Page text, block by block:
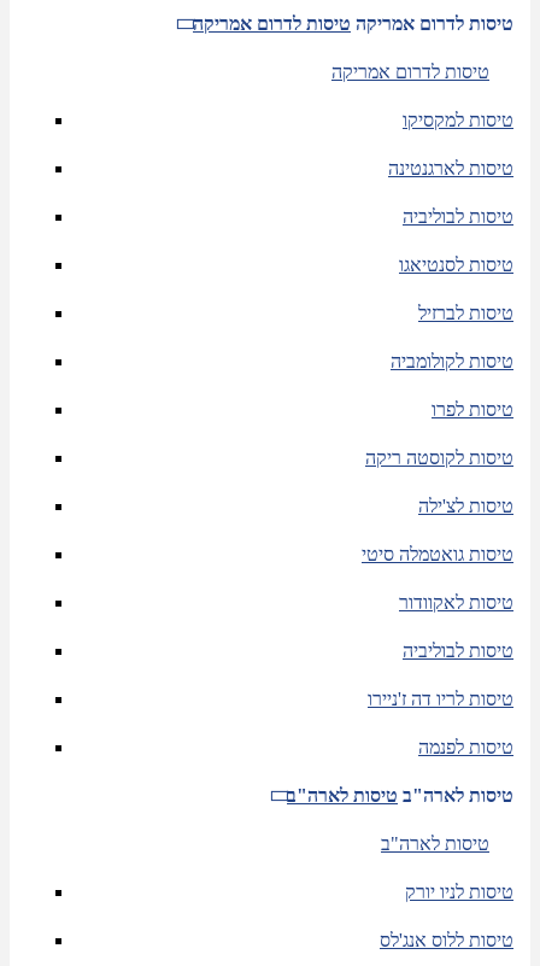
טיסות לדרום אמריקה טיסות לדרום אמריקה
טיסות לדרום אמריקה
טיסות למקסיקו
טיסות לארגנטינה
טיסות לבוליביה
טיסות לסנטיאגו
טיסות לברזיל
טיסות לקולומביה
טיסות לפרו
טיסות לקוסטה ריקה
טיסות לצ'ילה
טיסות גואטמלה סיטי
טיסות לאקוודור
טיסות לבוליביה
טיסות לריו דה ז'ניירו
טיסות לפנמה
טיסות לארה"ב טיסות לארה"ב
טיסות לארה"ב
טיסות לניו יורק
טיסות ללוס אנג'לס